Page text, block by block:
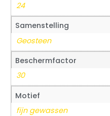
24
Samenstelling
Geosteen
Beschermfactor
30
Motief
fijn gewassen